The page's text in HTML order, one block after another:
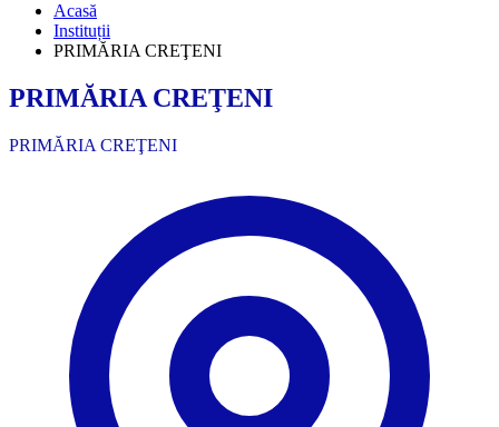
Acasă
Instituții
PRIMĂRIA CREŢENI
PRIMĂRIA CREŢENI
PRIMĂRIA CREŢENI